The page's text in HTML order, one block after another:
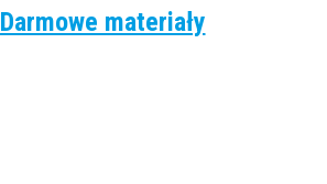
Darmowe materiały